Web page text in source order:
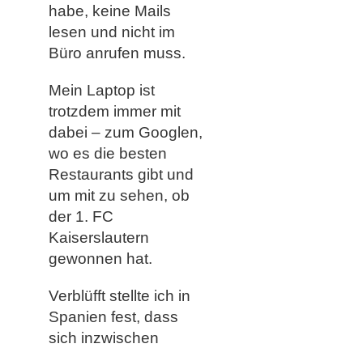
habe, keine Mails
lesen und nicht im
Büro anrufen muss.
Mein Laptop ist
trotzdem immer mit
dabei – zum Googlen,
wo es die besten
Restaurants gibt und
um mit zu sehen, ob
der 1. FC
Kaiserslautern
gewonnen hat.
Verblüfft stellte ich in
Spanien fest, dass
sich inzwischen